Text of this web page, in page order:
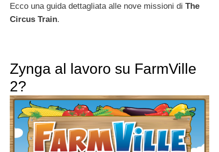
Ecco una guida dettagliata alle nove missioni di The
Circus Train.
Zynga al lavoro su FarmVille
2?